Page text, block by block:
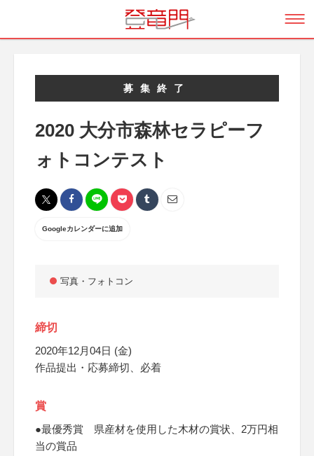
募集終了
2020 大分市森林セラピーフ
ォトコンテスト
Googleカレンダーに追加
写真・フォトコン
締切
2020年12月04日 (金)
作品提出・応募締切、必着
賞
●最優秀賞 県産材を使用した木材の賞状、2万円相
当の賞品